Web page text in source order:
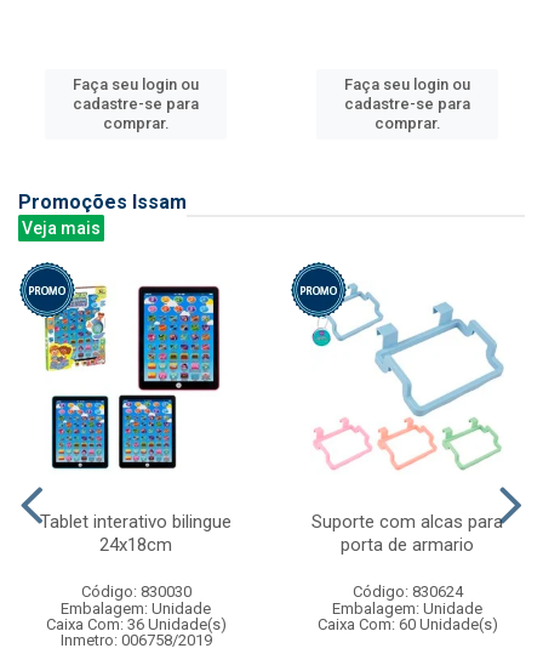
Faça seu login ou
cadastre-se para
comprar.
Faça seu login ou
cadastre-se para
comprar.
Promoções Issam
Veja mais
Tablet interativo bilingue
24x18cm
Código: 830030
Embalagem: Unidade
Caixa Com: 36 Unidade(s)
Inmetro: 006758/2019
Suporte com alcas para
porta de armario
Código: 830624
Embalagem: Unidade
Caixa Com: 60 Unidade(s)